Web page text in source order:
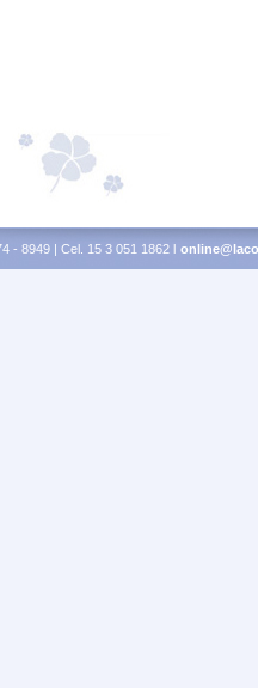
- 8949 | Cel. 15 3 051 1862 l